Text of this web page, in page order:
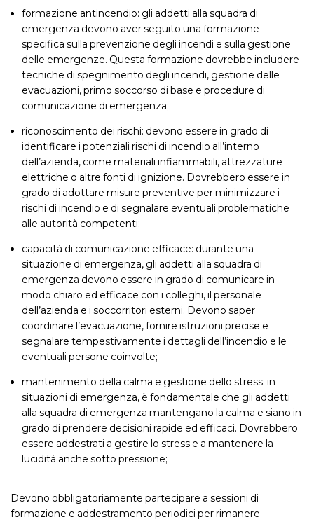
formazione antincendio: gli addetti alla squadra di
emergenza devono aver seguito una formazione
specifica sulla prevenzione degli incendi e sulla gestione
delle emergenze. Questa formazione dovrebbe includere
tecniche di spegnimento degli incendi, gestione delle
evacuazioni, primo soccorso di base e procedure di
comunicazione di emergenza;
riconoscimento dei rischi: devono essere in grado di
identificare i potenziali rischi di incendio all’interno
dell’azienda, come materiali infiammabili, attrezzature
elettriche o altre fonti di ignizione. Dovrebbero essere in
grado di adottare misure preventive per minimizzare i
rischi di incendio e di segnalare eventuali problematiche
alle autorità competenti;
capacità di comunicazione efficace: durante una
situazione di emergenza, gli addetti alla squadra di
emergenza devono essere in grado di comunicare in
modo chiaro ed efficace con i colleghi, il personale
dell’azienda e i soccorritori esterni. Devono saper
coordinare l’evacuazione, fornire istruzioni precise e
segnalare tempestivamente i dettagli dell’incendio e le
eventuali persone coinvolte;
mantenimento della calma e gestione dello stress: in
situazioni di emergenza, è fondamentale che gli addetti
alla squadra di emergenza mantengano la calma e siano in
grado di prendere decisioni rapide ed efficaci. Dovrebbero
essere addestrati a gestire lo stress e a mantenere la
lucidità anche sotto pressione;
Devono obbligatoriamente partecipare a sessioni di
formazione e addestramento periodici per rimanere